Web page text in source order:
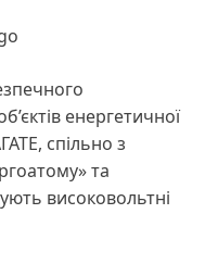
енергетичної
спільно з
та
високовольтні